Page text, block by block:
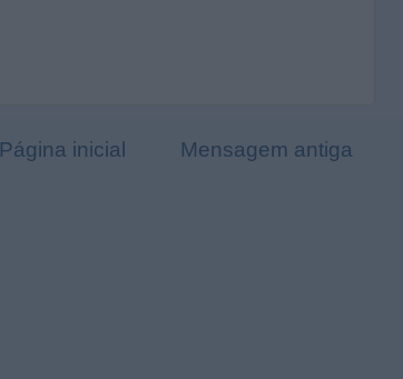
Mensagem antiga
Página inicial